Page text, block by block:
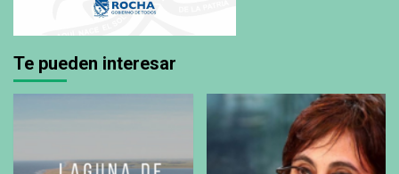
Te pueden interesar